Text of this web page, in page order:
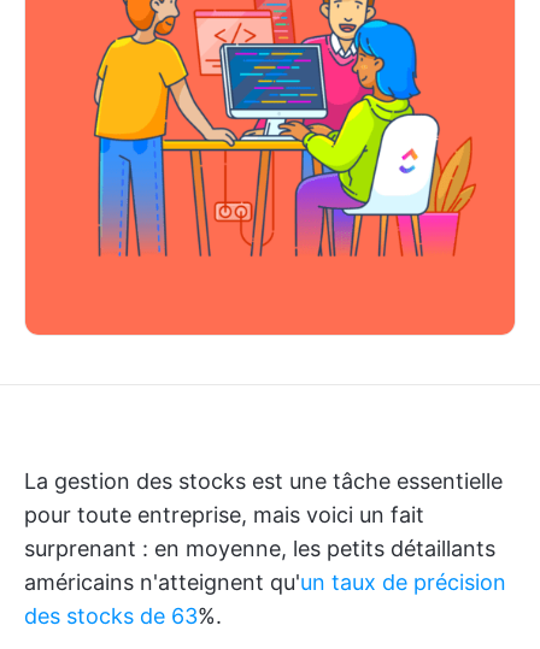
La gestion des stocks est une tâche essentielle
pour toute entreprise, mais voici un fait
surprenant : en moyenne, les petits détaillants
américains n'atteignent qu'un taux de précision
des stocks de 63%.